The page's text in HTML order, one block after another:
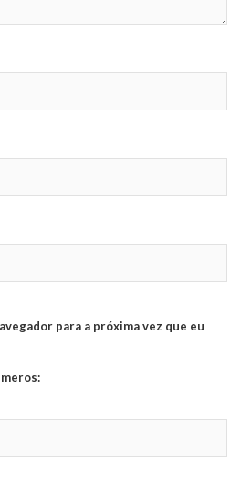
para a próxima vez que eu